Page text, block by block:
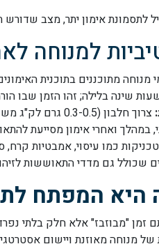
לתסמונת אימון יתר, מצב
למנוחה
מנוחה מתוכננים בתוכנית
צרוך חלבון (0.3-0.5 גרם לק"ג משקל גוף) ופחמימות בתוך שעה מסיום האימון.
במהלך ואחרי אימון מסייעת
כמו עיסוי, אמבטיות קרח,
שכולל גם מדדי התאוששות
היא המפתח
זמן "מבוזבז" אלא חלק בלתי
מנוחה מאוזנת ויישום